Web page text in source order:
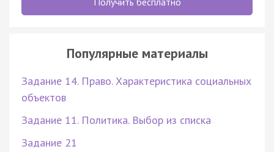
Популярные материалы
Задание 14. Право. Характеристика социальных
объектов
Задание 11. Политика. Выбор из списка
Задание 21